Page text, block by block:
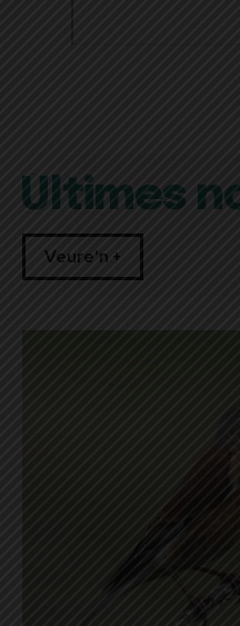
Últimes
Veure'n +